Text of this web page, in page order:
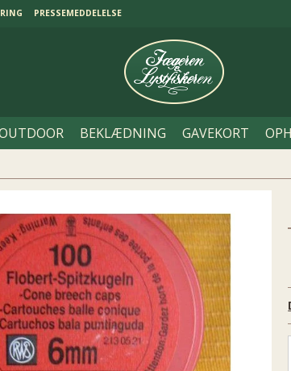
PRESSEMEDDELELSE
BEKLÆDNING GAVEKORT